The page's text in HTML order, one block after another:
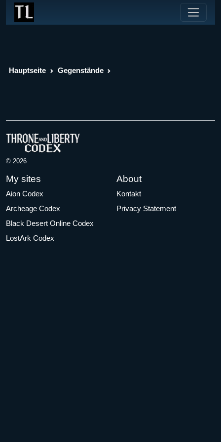
Hauptseite Gegenstände
© 2026
My sites
Aion Codex
Archeage Codex
Black Desert Online Codex
LostArk Codex
About
Kontakt
Privacy Statement